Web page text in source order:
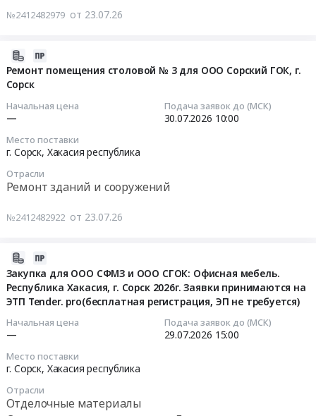
№2412482979 от 23.07.26
Ремонт помещения столовой № 3 для ООО Сорский ГОК, г.
Сорск
Начальная цена
—
Подача заявок до (МСК)
30.07.2026 10:00
Место поставки
г. Сорск, Хакасия республика
Отрасли
Ремонт зданий и сооружений
№2412482922 от 23.07.26
Закупка для ООО СФМЗ и ООО СГОК: Офисная мебель.
Республика Хакасия, г. Сорск 2026г. Заявки принимаются на
ЭТП Tender. pro(бесплатная регистрация, ЭП не требуется)
Начальная цена
—
Подача заявок до (МСК)
29.07.2026 15:00
Место поставки
г. Сорск, Хакасия республика
Отрасли
Отделочные материалы